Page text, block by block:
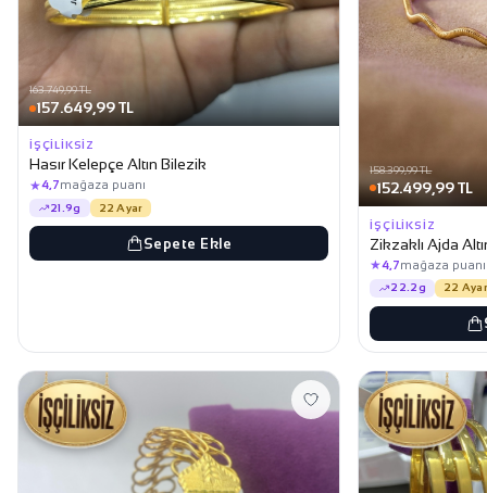
163.749,99 TL
157.649,99 TL
İŞÇILIKSIZ
Hasır Kelepçe Altın Bilezik
★4,7mağaza puanı
21.9g 22 Ayar
Sepete Ekle
158.399,99 TL
152.499,99 TL
İŞÇILIKSIZ
Zikzaklı Ajda
★4,7mağaza puanı
22.2g 22 Ayar